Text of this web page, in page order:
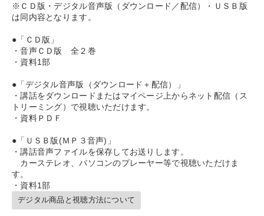
パフォーマンス向上
社長の姿勢を学びたい
財務・数字力の向上
キーワード
伝統・文化 営業力強化
運勢・先見 聞き手・作間信司
※「更新」を押すと「カテゴリー」「目的別」「キーワード」を更新いただけます。
※ＣＤ版・デジタル音声版（ダウンロード／配信）・ＵＳＢ版
は同内容となります。
●「ＣＤ版」
・音声ＣＤ版 全２巻
・資料1部
●「デジタル音声版（ダウンロード＋配信）」
・講話をダウンロードまたはマイページ上からネット配信（ス
トリーミング）で視聴いただけます。
・資料ＰＤＦ
●「ＵＳＢ版(ＭＰ３音声)」
・講話音声ファイルを保存してお送りします。
カーステレオ、パソコンのプレーヤー等で視聴いただけま
す。
・資料1部
デジタル商品と視聴方法について